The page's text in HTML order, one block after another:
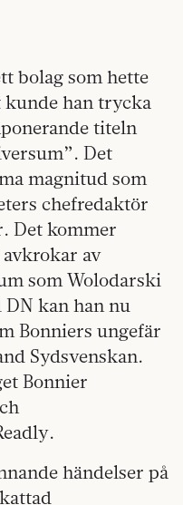
bolag som hette
kunde han trycka
titeln
Det
magnitud som
chefredaktör
Det kommer
av
som Wolodarski
kan han nu
Bonniers ungefär
Sydsvenskan.
Bonnier
händelser på